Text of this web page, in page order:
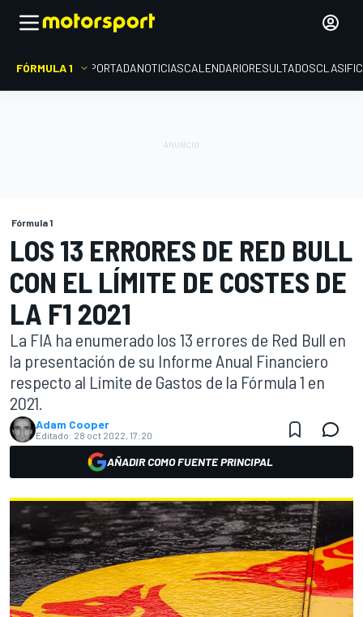
FÓRMULA 1 PORTADANOTICIASCALENDARIORESULTADOS
Fórmula 1
LOS 13 ERRORES DE RED BULL
CON EL LÍMITE DE COSTES DE
LA F1 2021
La FIA ha enumerado los 13 errores de Red Bull en
la presentación de su Informe Anual Financiero
respecto al Límite de Gastos de la Fórmula 1 en
2021.
Adam Cooper
Editado: 28 oct 2022, 17:20
AÑADIR COMO FUENTE PRINCIPAL